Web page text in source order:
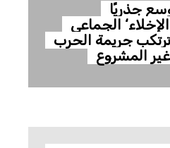
جذريًا
الجماعي
جريمة الحرب
غير المشروع